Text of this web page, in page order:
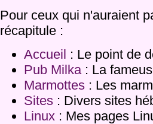
Pour ceux qui n'auraient
récapitule :
Accueil : Le point de
Pub Milka: La
Marmottes : Les
Sites : Divers sites
Linux : Mes pages